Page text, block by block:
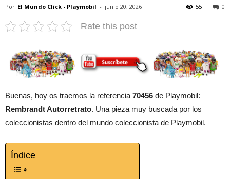
Por El Mundo Click - Playmobil - junio 20, 2026 0
55
Rate this post
Buenas, hoy os traemos la referencia 70456 de Playmobil:
Rembrandt Autorretrato. Una pieza muy buscada por los
coleccionistas dentro del mundo coleccionista de Playmobil.
Índice